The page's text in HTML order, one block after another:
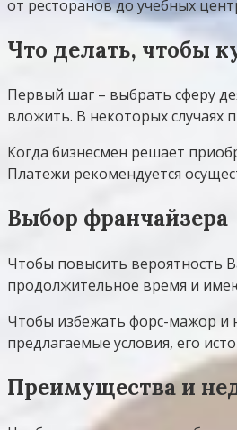
от ресторанов до учебных
Что делать, чтобы
Первый шаг – выбрать сферу
вложить. В некоторых случаях
Когда бизнесмен решает
Платежи рекомендуется
Выбор франчайзера
Чтобы повысить вероятность
продолжительное время и
Чтобы избежать форс-мажор и
предлагаемые условия, его
Преимущества и